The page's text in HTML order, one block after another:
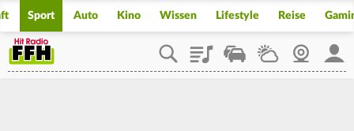
Sport Auto Kino Wissen Lifestyle Reise
PlaylistStaupilotWetterWebcam